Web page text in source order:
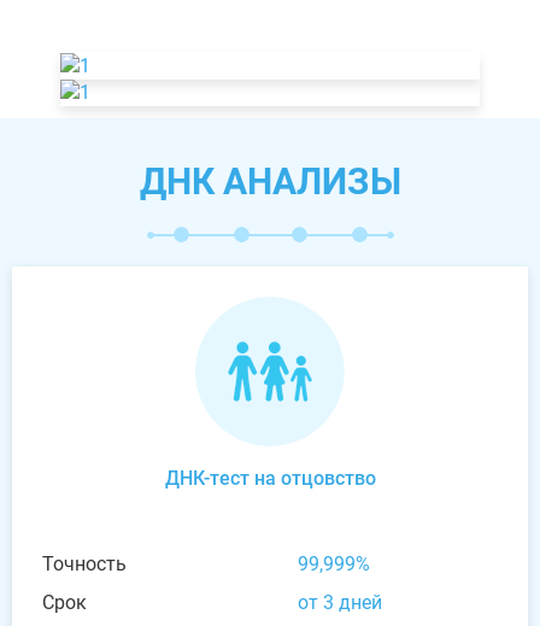
ДНК АНАЛИЗЫ
ДНК-тест на отцовство
Точность
99,999%
Срок
от 3 дней